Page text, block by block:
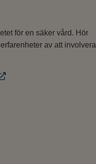
för en säker vård. Hör
av att involvera